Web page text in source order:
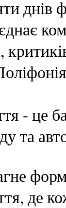
днів
- це
та
де